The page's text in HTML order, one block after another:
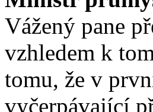
Vážený pane
vzhledem k
tomu, že v
vyčerpávající